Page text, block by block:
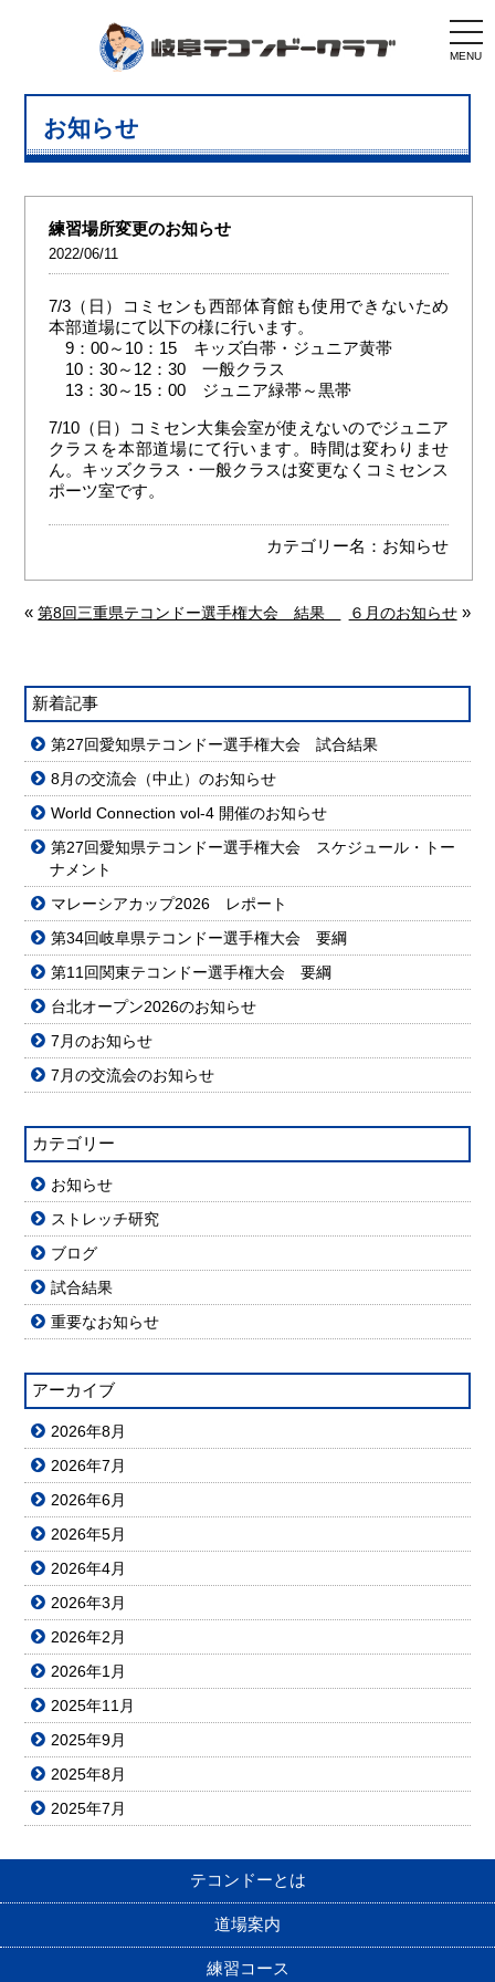
MENU
お知らせ
練習場所変更のお知らせ
2022/06/11
7/3（日）コミセンも西部体育館も使用できないため
本部道場にて以下の様に行います。
9：00～10：15 キッズ白帯・ジュニア黄帯
10：30～12：30 一般クラス
13：30～15：00 ジュニア緑帯～黒帯
7/10（日）コミセン大集会室が使えないのでジュニア
クラスを本部道場にて行います。時間は変わりませ
ん。キッズクラス・一般クラスは変更なくコミセンス
ポーツ室です。
カテゴリー名： お知らせ
«第8回三重県テコンドー選手権大会 結果 ６月のお知らせ»
新着記事
第27回愛知県テコンドー選手権大会 試合結果
8月の交流会（中止）のお知らせ
World Connection vol-4 開催のお知らせ
第27回愛知県テコンドー選手権大会 スケジュール・トー
ナメント
マレーシアカップ2026 レポート
第34回岐阜県テコンドー選手権大会 要綱
第11回関東テコンドー選手権大会 要綱
台北オープン2026のお知らせ
7月のお知らせ
7月の交流会のお知らせ
カテゴリー
お知らせ
ストレッチ研究
ブログ
試合結果
重要なお知らせ
アーカイブ
2026年8月
2026年7月
2026年6月
2026年5月
2026年4月
2026年3月
2026年2月
2026年1月
2025年11月
2025年9月
2025年8月
2025年7月
テコンドーとは
道場案内
練習コース